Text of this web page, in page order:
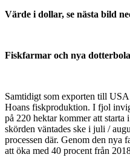
Värde i dollar, se nästa bild
Fiskfarmar och nya
Samtidigt som exporten till
Hoans fiskproduktion. I fjol
på 220 hektar kommer att starta
skörden väntades ske i juli /
processen där. Genom den nya
att öka med 40 procent från